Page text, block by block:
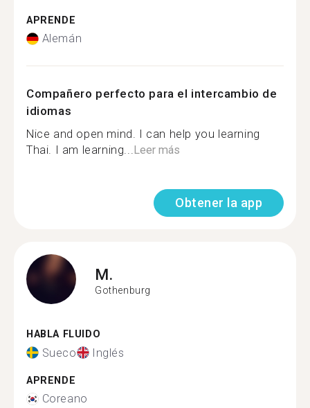
APRENDE
Alemán
Compañero perfecto para el intercambio de
idiomas
Nice and open mind. I can help you learning
Thai. I am learning...Leer más
Obtener la app
M.
Gothenburg
HABLA FLUIDO
Sueco Inglés
APRENDE
Coreano